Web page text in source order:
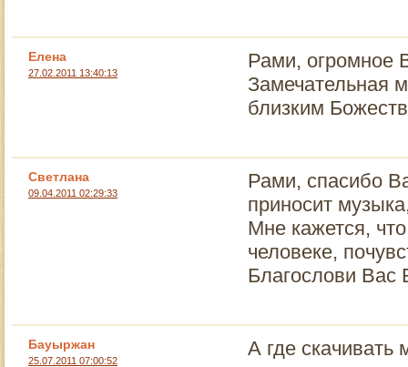
Елена
27.02.2011 13:40:13
Рами, огромное
Замечательная
близким
Светлана
09.04.2011 02:29:33
Рами, спасибо
приносит
Мне кажется,
человеке,
Благослови Вас
Бауыржан
25.07.2011 07:00:52
А где скачивать